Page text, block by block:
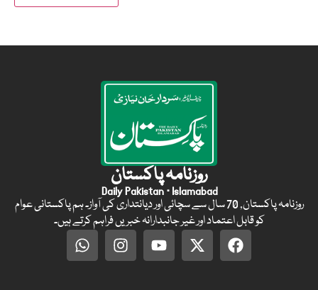
روزنامہ پاکستان
Daily Pakistan · Islamabad
روزنامہ پاکستان, 70 سال سے سچائی اور دیانتداری کی آواز۔ ہم پاکستانی عوام
کو قابل اعتماد اور غیر جانبدارانہ خبریں فراہم کرتے ہیں۔